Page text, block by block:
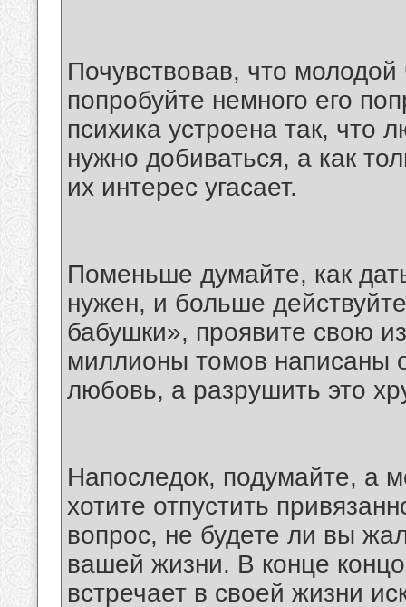
Почувствовав, что
попробуйте немного его
психика устроена так, что
нужно добиваться, а как
их интерес угасает.
Поменьше думайте, как
нужен, и больше
бабушки», проявите свою
миллионы томов написаны
любовь, а разрушить это
Напоследок, подумайте, а
хотите отпустить
вопрос, не будете ли вы
вашей жизни. В конце
встречает в своей жизни